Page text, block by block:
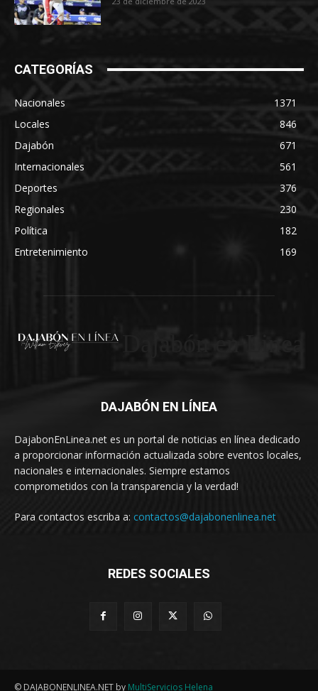
CATEGORÍAS
Nacionales
1371
Locales
846
Dajabón
671
Internacionales
561
Deportes
376
Regionales
230
Política
182
Entretenimiento
169
DAJABÓN EN LÍNEA
DajabonEnLinea.net es un portal de noticias en línea dedicado
a proporcionar información actualizada sobre eventos locales,
nacionales e internacionales. Siempre estamos
comprometidos con la transparencia y la verdad!
Para contactos escriba a: contactos@dajabonenlinea.net
REDES SOCIALES
© DAJABONENLINEA.NET by MultiServicios Helena